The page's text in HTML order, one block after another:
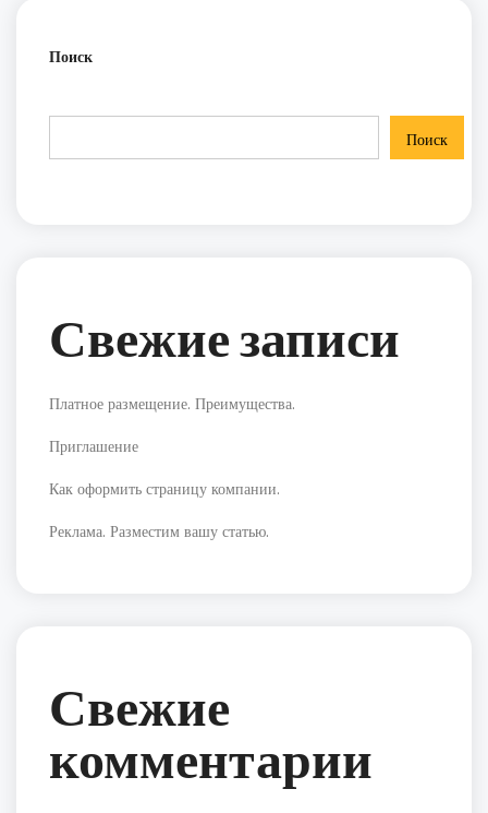
Поиск
Поиск
Свежие записи
Платное размещение. Преимущества.
Приглашение
Как оформить страницу компании.
Реклама. Разместим вашу статью.
Свежие
комментарии